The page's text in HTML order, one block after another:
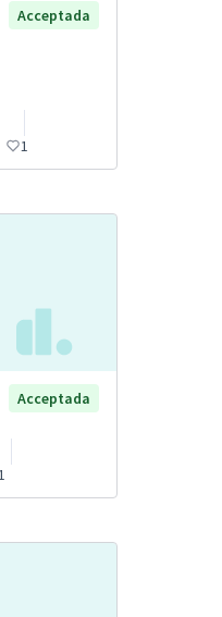
Acceptada
1
Acceptada